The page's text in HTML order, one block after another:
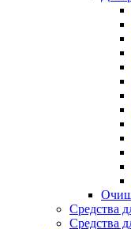
Средства
Средства